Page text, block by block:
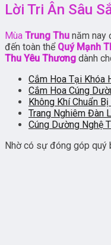
Lời Tri Ân Sâu
Mùa Trung Thu năm nay
đến toàn thể Quý Mạnh
Thu Yêu Thương dành
Cắm Hoa Tại Khóa
Cắm Hoa Cúng
Không Khí Chuẩn
Trang Nghiêm Đàn
Cúng Dường Nghệ
Nhờ có sự đóng góp quý